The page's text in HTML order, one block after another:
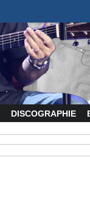
DISCOGRAPHIE